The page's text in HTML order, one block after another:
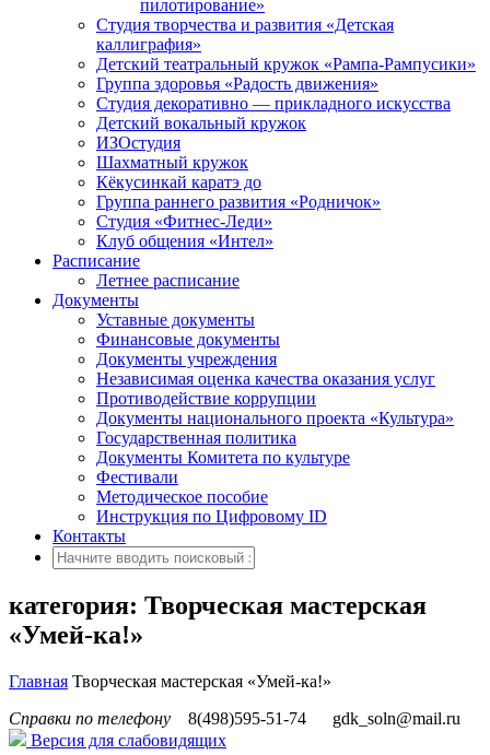
пилотирование»
Студия творчества и развития «Детская
каллиграфия»
Детский театральный кружок «Рампа-Рампусики»
Группа здоровья «Радость движения»
Студия декоративно — прикладного искусства
Детский вокальный кружок
ИЗОстудия
Шахматный кружок
Кёкусинкай каратэ до
Группа раннего развития «Родничок»
Cтудия «Фитнес-Леди»
Клуб общения «Интел»
Расписание
Летнее расписание
Документы
Уставные документы
Финансовые документы
Документы учреждения
Независимая оценка качества оказания услуг
Противодействие коррупции
Документы национального проекта «Культура»
Государственная политика
Документы Комитета по культуре
Фестивали
Методическое пособие
Инструкция по Цифровому ID
Контакты
категория: Творческая мастерская
«Умей-ка!»
Главная Творческая мастерская «Умей-ка!»
Справки по телефону
8(498)595-51-74
gdk_soln@mail.ru
Версия для слабовидящих